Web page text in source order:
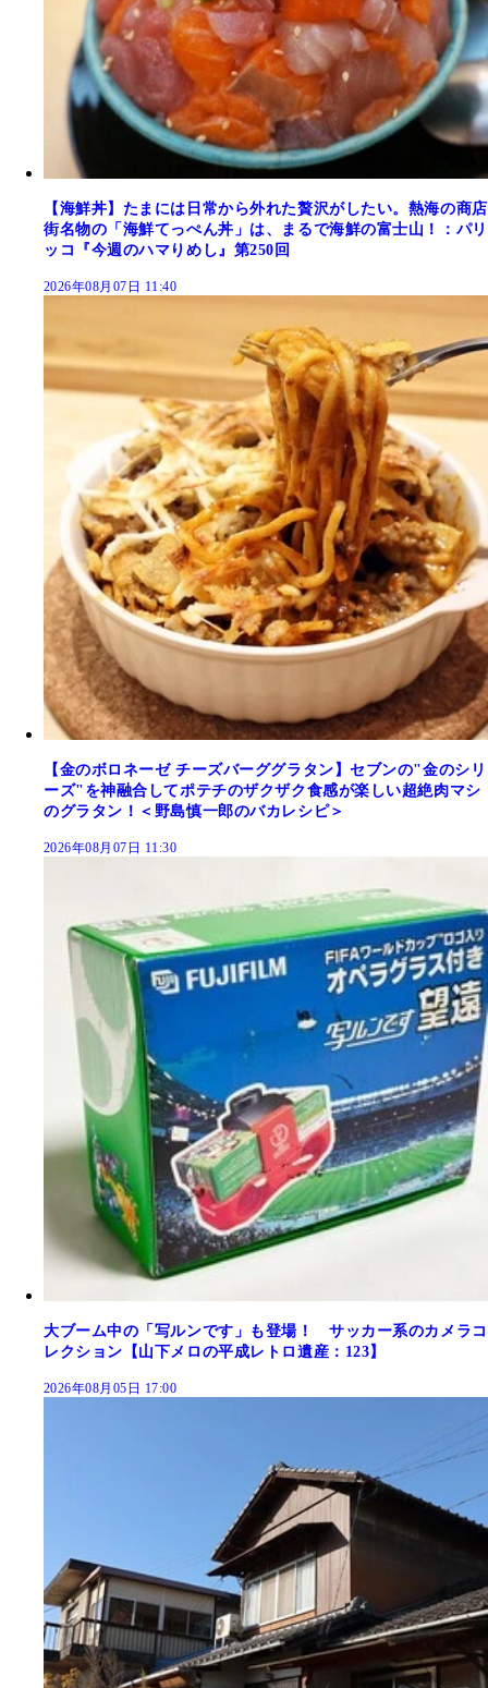
【海鮮丼】たまには日常から外れた贅沢がしたい。熱海の商店
街名物の「海鮮てっぺん丼」は、まるで海鮮の富士山！：パリ
ッコ『今週のハマりめし』第250回
2026年08月07日 11:40
【金のボロネーゼ チーズバーググラタン】セブンの"金のシリ
ーズ"を神融合してポテチのザクザク食感が楽しい超絶肉マシ
のグラタン！＜野島慎一郎のバカレシピ＞
2026年08月07日 11:30
大ブーム中の「写ルンです」も登場！ サッカー系のカメラコ
レクション【山下メロの平成レトロ遺産：123】
2026年08月05日 17:00